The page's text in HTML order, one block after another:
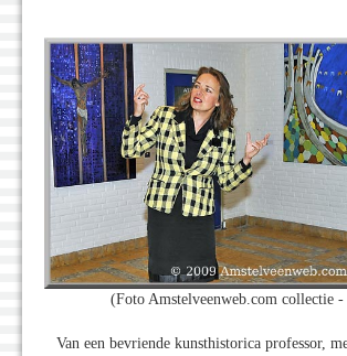
(Foto Amstelveenweb.com collectie -
Van een bevriende kunsthistorica professor,